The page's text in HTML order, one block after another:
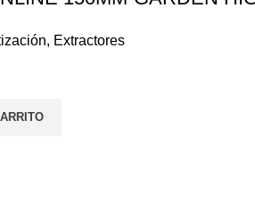
, Extractores